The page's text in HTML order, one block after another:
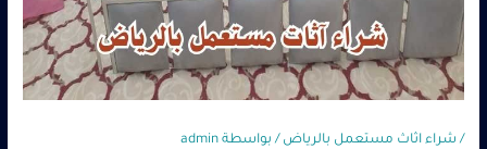
/ شراء اثاث مستعمل بالرياض / بواسطة admin